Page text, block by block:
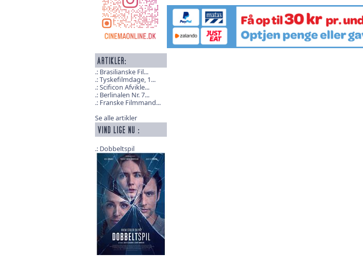
Brasilianske Fil...
Tyskefilmdage, 1...
Scificon Afvikle...
Berlinalen Nr. 7...
Franske Filmmand...
Se alle artikler
Dobbeltspil